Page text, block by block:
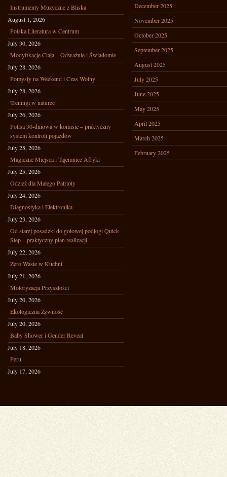
Instrumenty Muzyczne z Bliska
August 1, 2026
Polska Literatura w Centrum
July 30, 2026
Modyfikacje Ciała – Odważnie i Świadomie
July 28, 2026
Pomysły na Weekend i Czas Wolny
July 28, 2026
Treningi w naturze
July 26, 2026
Polisa 30-dniowa w komisie – praktyczny
system kontroli pojazdów
July 25, 2026
Magiczne Miejsca i Tajemnice Afryki
July 25, 2026
Odzież dla Małego Patrioty
July 24, 2026
Diagnostyka i Elektronika
July 23, 2026
Od starej posadzki do gotowej podłogi Quick-
Step – praktyczny plan realizacji
July 22, 2026
Zero Waste w Kuchni
July 21, 2026
Motoryzacja Przyszłości
July 20, 2026
Ekologiczna Żywność
July 20, 2026
Baby Shower i Gender Reveal
July 18, 2026
Peru
July 17, 2026
December 2025
November 2025
October 2025
September 2025
August 2025
July 2025
June 2025
May 2025
April 2025
March 2025
February 2025